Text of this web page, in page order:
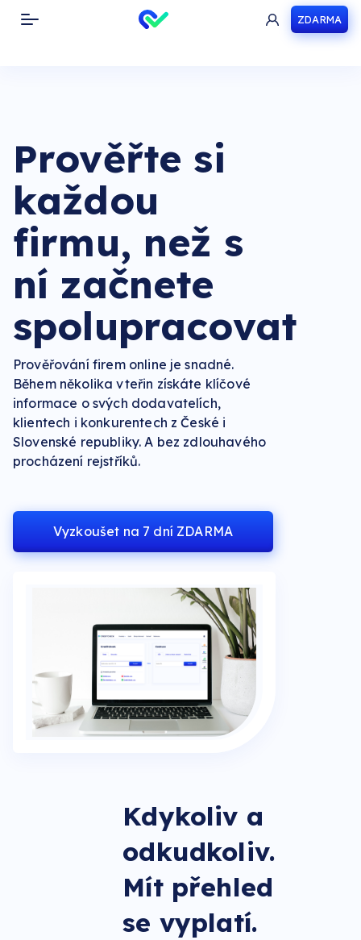
Toggle navigation ZDARMA
Prověřte si
každou
firmu, než s
ní začnete
spolupracovat
Prověřování firem online je snadné.
Během několika vteřin získáte klíčové
informace o svých dodavatelích,
klientech i konkurentech z České i
Slovenské republiky. A bez zdlouhavého
procházení rejstříků.
Vyzkoušet na 7 dní ZDARMA
Kdykoliv a
odkudkoliv.
Mít přehled
se vyplatí.